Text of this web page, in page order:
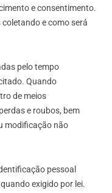
e consentimento.
e como será
pelo tempo
Quando
de meios
e roubos, bem
modificação não
pessoal
exigido por lei.